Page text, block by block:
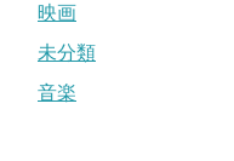
映画
未分類
音楽